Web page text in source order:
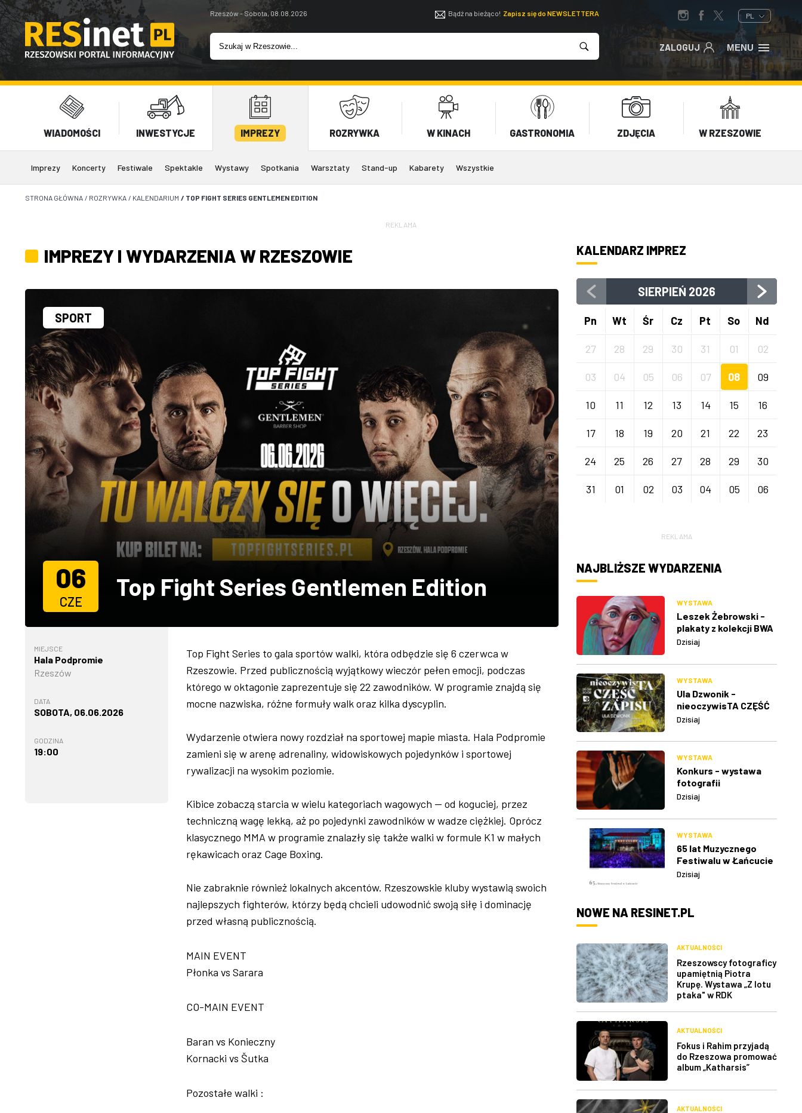
Rzeszów - Sobota, 08.08.2026 Bądź na bieżąco! Zapisz się do NEWSLETTERA PL
ZALOGUJ MENU
WIADOMOŚCI INWESTYCJE IMPREZY ROZRYWKA W KINACH GASTRONOMIA ZDJĘCIA W RZESZOWIE
Imprezy Koncerty Festiwale Spektakle Wystawy Spotkania Warsztaty Stand-up Kabarety Wszystkie
STRONA GŁÓWNA / ROZRYWKA / KALENDARIUM / TOP FIGHT SERIES GENTLEMEN EDITION
REKLAMA
IMPREZY I WYDARZENIA W RZESZOWIE
SPORT
06
CZE
Top Fight Series Gentlemen Edition
MIEJSCE
Hala Podpromie
Rzeszów
DATA
SOBOTA, 06.06.2026
GODZINA
19:00
Top Fight Series to gala sportów walki, która odbędzie się 6 czerwca w
Rzeszowie. Przed publicznością wyjątkowy wieczór pełen emocji, podczas
którego w oktagonie zaprezentuje się 22 zawodników. W programie znajdą się
mocne nazwiska, różne formuły walk oraz kilka dyscyplin.
Wydarzenie otwiera nowy rozdział na sportowej mapie miasta. Hala Podpromie
zamieni się w arenę adrenaliny, widowiskowych pojedynków i sportowej
rywalizacji na wysokim poziomie.
Kibice zobaczą starcia w wielu kategoriach wagowych — od koguciej, przez
techniczną wagę lekką, aż po pojedynki zawodników w wadze ciężkiej. Oprócz
klasycznego MMA w programie znalazły się także walki w formule K1 w małych
rękawicach oraz Cage Boxing.
Nie zabraknie również lokalnych akcentów. Rzeszowskie kluby wystawią swoich
najlepszych fighterów, którzy będą chcieli udowodnić swoją siłę i dominację
przed własną publicznością.
MAIN EVENT
Płonka vs Sarara
CO-MAIN EVENT
Baran vs Konieczny
Kornacki vs Šutka
Pozostałe walki :
KALENDARZ IMPREZ
SIERPIEŃ 2026
Pn Wt Śr Cz Pt So Nd
27 28 29 30 31 01 02
03 04 05 06 07 08 09
10 11 12 13 14 15 16
17 18 19 20 21 22 23
24 25 26 27 28 29 30
31 01 02 03 04 05 06
REKLAMA
NAJBLIŻSZE WYDARZENIA
WYSTAWA
Leszek Żebrowski -
plakaty z kolekcji BWA
w Rzeszowie
Dzisiaj
WYSTAWA
Ula Dzwonik -
nieoczywisTA CZĘŚĆ
ZAPISU
Dzisiaj
WYSTAWA
Konkurs - wystawa
fotografii
Dzisiaj
WYSTAWA
65 lat Muzycznego
Festiwalu w Łańcucie
Dzisiaj
NOWE NA RESINET.PL
AKTUALNOŚCI
Rzeszowscy fotograficy
upamiętnią Piotra
Krupę. Wystawa „Z lotu
ptaka" w RDK
AKTUALNOŚCI
Fokus i Rahim przyjadą
do Rzeszowa promować
album „Katharsis”
AKTUALNOŚCI